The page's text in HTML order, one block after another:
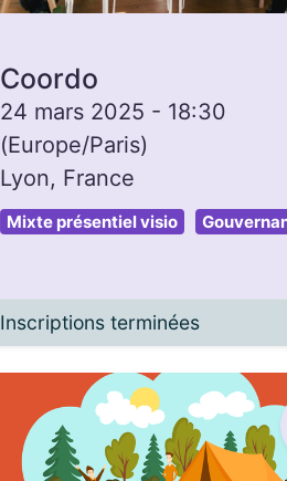
Coordo
24 mars 2025 - 18:30
(Europe/Paris)
Lyon, France
Mixte présentiel visio
Inscriptions terminées